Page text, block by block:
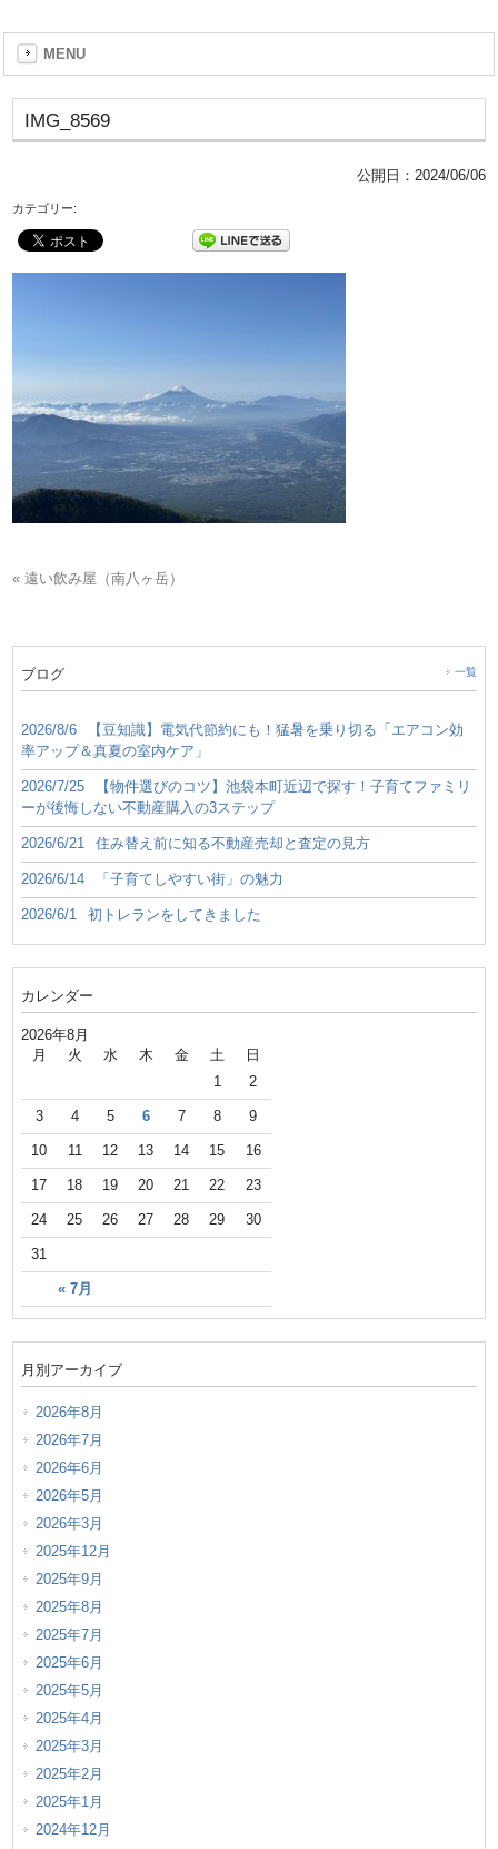
MENU
IMG_8569
公開日： 2024/06/06
カテゴリー:
« 遠い飲み屋（南八ヶ岳）
ブログ 一覧
2026/8/6
【豆知識】電気代節約にも！猛暑を乗り切る「エアコン効
率アップ＆真夏の室内ケア」
2026/7/25
【物件選びのコツ】池袋本町近辺で探す！子育てファミリ
ーが後悔しない不動産購入の3ステップ
2026/6/21 住み替え前に知る不動産売却と査定の見方
2026/6/14 「子育てしやすい街」の魅力
2026/6/1 初トレランをしてきました
カレンダー
2026年8月
月 火 水 木 金 土 日
« 7月
1 2
3 4 5 6 7 8 9
10 11 12 13 14 15 16
17 18 19 20 21 22 23
24 25 26 27 28 29 30
31
月別アーカイブ
2026年8月
2026年7月
2026年6月
2026年5月
2026年3月
2025年12月
2025年9月
2025年8月
2025年7月
2025年6月
2025年5月
2025年4月
2025年3月
2025年2月
2025年1月
2024年12月